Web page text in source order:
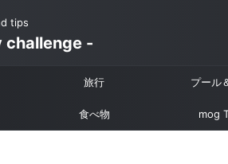
tips
challenge -
旅行 プール
食べ物 mog